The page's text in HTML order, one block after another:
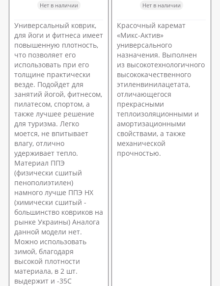
Нет в наличии
Универсальный коврик,
для йоги и фитнеса имеет
повышенную плотность,
что позволяет его
использовать при его
толщине практически
везде. Подойдет для
занятий йогой, фитнесом,
пилатесом, спортом, а
также лучшее решение
для туризма. Легко
моется, не впитывает
влагу, отлично
удерживает тепло.
Материал ППЭ
(физически сшитый
пенополиэтилен)
намного лучше ППЭ НХ
(химически сшитый -
большинство ковриков на
рынке Украины) Аналога
данной модели нет.
Можно использовать
зимой, благодаря
высокой плотности
материала, в 2 шт.
выдержит и -35С
Нет в наличии
Красочный каремат
«Микс-Актив»
универсального
назначения. Выполнен
из высокотехнологичного
высококачественного
этиленвинилацетата,
отличающегося
прекрасными
теплоизоляционными и
амортизационными
свойствами, а также
механической
прочностью.